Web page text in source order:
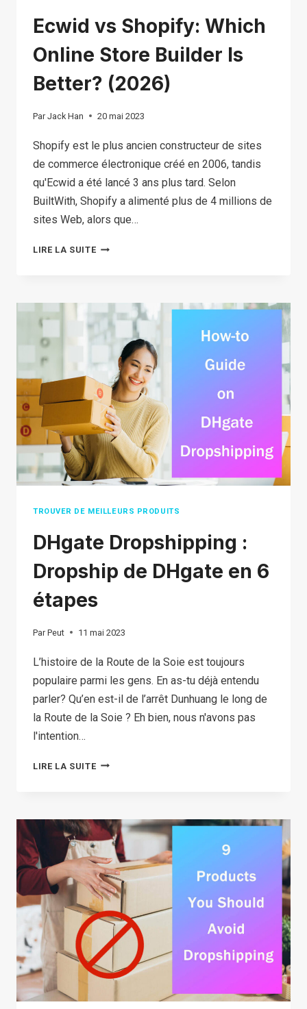
Ecwid vs Shopify: Which
Online Store Builder Is
Better? (2026)
Par Jack Han 20 mai 2023
Shopify est le plus ancien constructeur de sites
de commerce électronique créé en 2006, tandis
qu'Ecwid a été lancé 3 ans plus tard. Selon
BuiltWith, Shopify a alimenté plus de 4 millions de
sites Web, alors que…
LIRE LA SUITEECWID
WHICH
ONLINE
STORE
BUILDER
IS
BETTER?
(2026)
TROUVER DE MEILLEURS PRODUITS
DHgate Dropshipping :
Dropship de DHgate en 6
étapes
Par Peut 11 mai 2023
L’histoire de la Route de la Soie est toujours
populaire parmi les gens. En as-tu déjà entendu
parler? Qu’en est-il de l’arrêt Dunhuang le long de
la Route de la Soie ? Eh bien, nous n'avons pas
l'intention…
LIRE LA SUITEDHGATE
DROPSHIP
DE
DHGATE
EN
6
ÉTAPES